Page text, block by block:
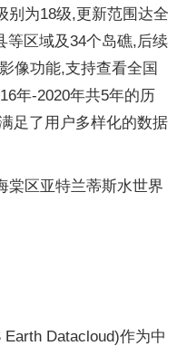
别为18级,更新范围达全
等区域及34个岛礁,后续
像功能,支持查看全国
年-2020年共5年的历
足了用户多样化的数据
棠区亚特兰蒂斯水世界
Datacloud)作为中